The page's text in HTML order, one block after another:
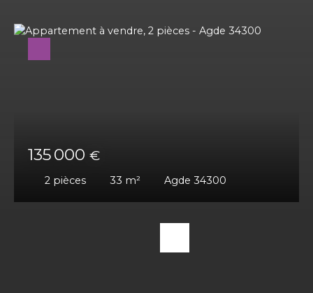
135 000 €
2 pièces 33 m² Agde 34300